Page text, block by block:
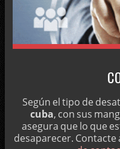
Según el tipo de
cuba, con sus
asegura que lo que
desaparecer.